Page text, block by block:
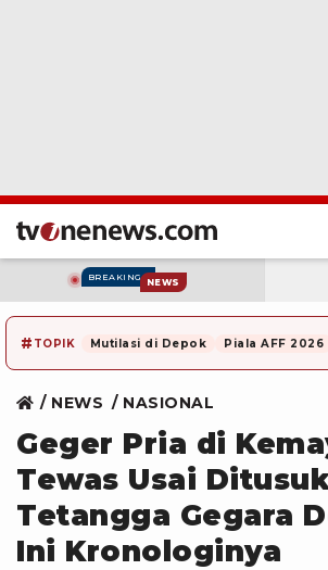
BREAKING NEWS
# TOPIK Mutilasi di Depok Piala AFF 2026
NEWS NASIONAL
Geger Pria di
Tewas Usai
Tetangga Gegara
Ini Kronologinya